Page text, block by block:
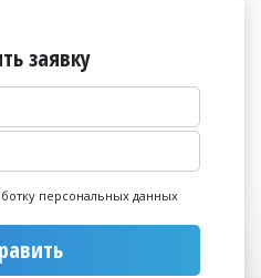
заявку
персональных данных